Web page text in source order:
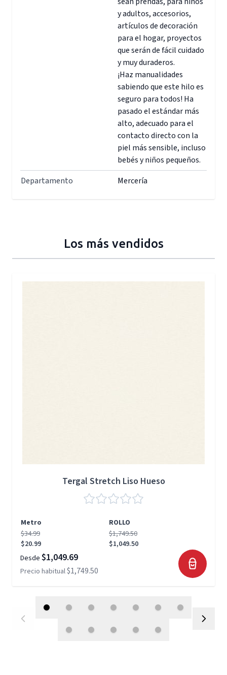
y adultos, accesorios,
artículos de decoración
para el hogar, proyectos
que serán de fácil cuidado
y muy duraderos.
¡Haz manualidades
sabiendo que este hilo es
seguro para todos! Ha
pasado el estándar más
alto, adecuado para el
contacto directo con la
piel más sensible, incluso
bebés y niños pequeños.
Departamento
Mercería
Los más vendidos
Tergal Stretch Liso Hueso
Metro
ROLLO
$34.99
$20.99
$1,749.50
$1,049.50
Desde $1,049.69
Precio habitual$1,749.50